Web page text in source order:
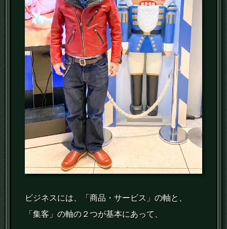
ビジネスには、「商品・サービス」の軸と、
「集客」の軸の２つが基本にあって、